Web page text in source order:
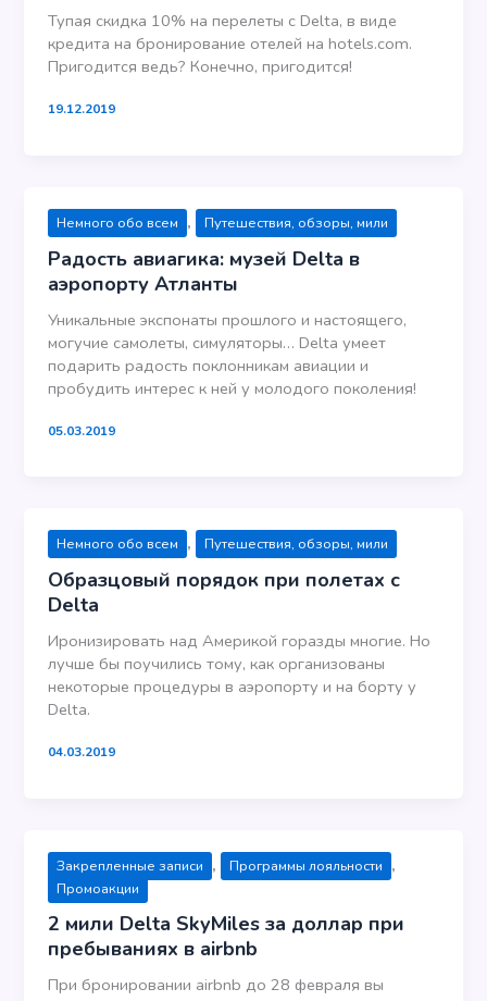
Тупая скидка 10% на перелеты с Delta, в виде
кредита на бронирование отелей на hotels.com.
Пригодится ведь? Конечно, пригодится!
19.12.2019
Немного обо всем , Путешествия, обзоры, мили
Радость авиагика: музей Delta в
аэропорту Атланты
Уникальные экспонаты прошлого и настоящего,
могучие самолеты, симуляторы… Delta умеет
подарить радость поклонникам авиации и
пробудить интерес к ней у молодого поколения!
05.03.2019
Немного обо всем , Путешествия, обзоры, мили
Образцовый порядок при полетах с
Delta
Иронизировать над Америкой горазды многие. Но
лучше бы поучились тому, как организованы
некоторые процедуры в аэропорту и на борту у
Delta.
04.03.2019
Закрепленные записи , Программы лояльности ,
Промоакции
2 мили Delta SkyMiles за доллар при
пребываниях в airbnb
При бронировании airbnb до 28 февраля вы